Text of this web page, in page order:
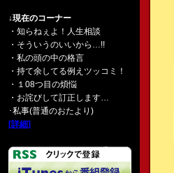
↓現在のコーナー
・知らねぇよ！人生相談
・そういうのいいから…!!
・私の頭の中の格言
・持て余してる例えツッコミ！
・１08つ目の煩悩
・お詫びして訂正します…
･私事(普通のおたより)
[詳細]